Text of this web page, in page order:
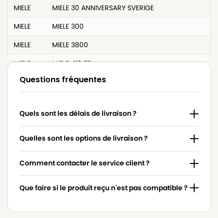
MIELE
MIELE 30 ANNIVERSARY SVERIGE
MIELE
MIELE 300
MIELE
MIELE 3800
MIELE
MIELE 418.311
MIELE
MIELE 4306916
MIELE
MIELE 4854915
MIELE
MIELE 617063
MIELE
MIELE 7736191
MIELE
MIELE 837.086
MIELE
MIELE 9442600
Questions fréquentes
Quels sont les délais de livraison ?
Quelles sont les options de livraison ?
Comment contacter le service client ?
Que faire si le produit reçu n'est pas compatible ?